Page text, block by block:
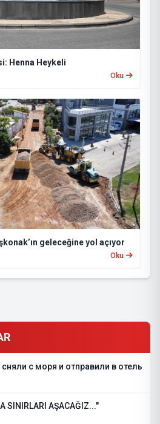
Henna Heykeli
Oku
geleceğine yol açıyor
Oku
сняли с моря и отправили в отель
SINIRLARI AŞACAĞIZ..."